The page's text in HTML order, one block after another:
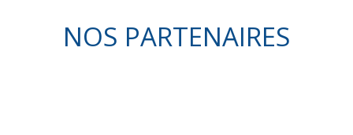
NOS PARTENAIRES